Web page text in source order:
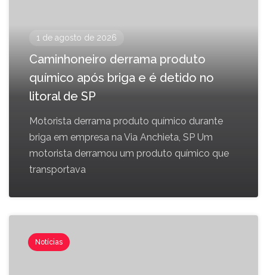
1 de agosto de 2026
Caminhoneiro derrama produto
químico após briga e é detido no
litoral de SP
Motorista derrama produto químico durante
briga em empresa na Via Anchieta, SP Um
motorista derramou um produto químico que
transportava
Notícias